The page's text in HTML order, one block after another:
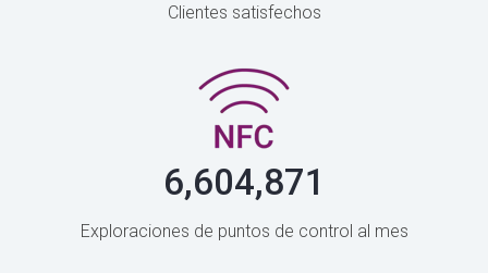
Clientes satisfechos
6,604,871
Exploraciones de puntos de control al mes